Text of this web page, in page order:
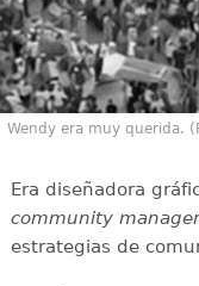
Wendy era muy querida.
Era diseñadora
community manager
estrategias de